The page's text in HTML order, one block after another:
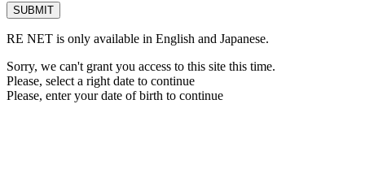
RE NET is only available in English and Japanese.
Sorry, we can't grant you access to this site this time.
Please, select a right date to continue
Please, enter your date of birth to continue